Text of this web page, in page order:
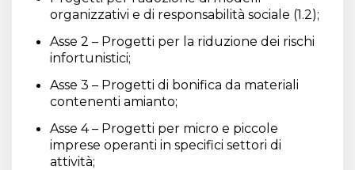
organizzativi e di responsabilità sociale (1.2);
Asse 2 – Progetti per la riduzione dei rischi
infortunistici;
Asse 3 – Progetti di bonifica da materiali
contenenti amianto;
Asse 4 – Progetti per micro e piccole
imprese operanti in specifici settori di
attività;